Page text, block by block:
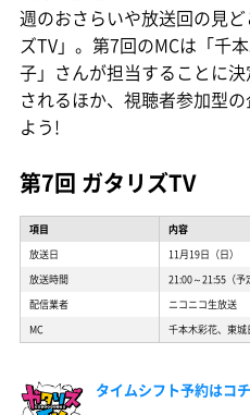
週のおさらいや放送回の見
ズTV」。第7回のMCは「千
子」さんが担当することに
されるほか、視聴者参加型
よう!
第7回 ガタリズTV
項目
内容
放送日
11月19日（日）
放送時間
21:00～21:55（予
配信業者
ニコニコ生放送
MC
千本木彩花、東城
タイムシフト予約はコ